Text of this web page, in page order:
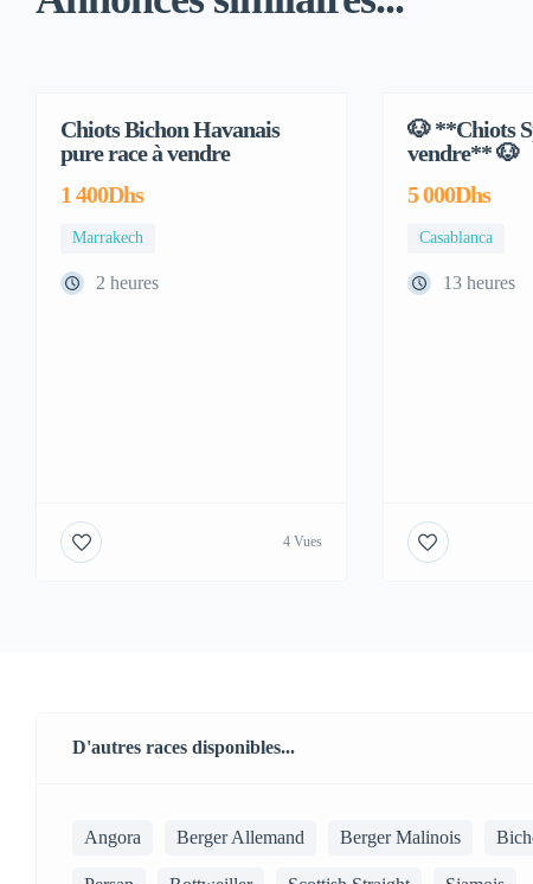
Chiots Bichon Havanais
pure race à vendre
1 400Dhs
Marrakech
2 heures
4 Vues
Adoption
🐶 **Chiots
vendre** 🐶
5 000Dhs
Casablanca
13 heures
D'autres races disponibles...
Angora Berger Allemand Berger Malinois